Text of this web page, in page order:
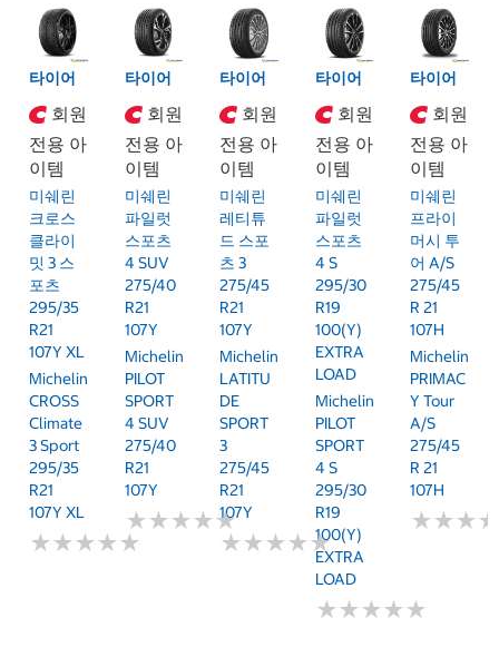
타이어
회원
전용 아
이템
미쉐린
크로스
클라이
밋 3 스
포츠
295/35
R21
107Y XL
Michelin
CROSS
Climate
3 Sport
295/35
R21
107Y XL
★★★★★
★★★★★
타이어
회원
전용 아
이템
미쉐린
파일럿
스포츠
4 SUV
275/40
R21
107Y
Michelin
PILOT
SPORT
4 SUV
275/40
R21
107Y
★★★★★
★★★★★
타이어
회원
전용 아
이템
미쉐린
레티튜
드 스포
츠 3
275/45
R21
107Y
Michelin
LATITU
DE
SPORT
3
275/45
R21
107Y
★★★★★
★★★★★
타이어
회원
전용 아
이템
미쉐린
파일럿
스포츠
4 S
295/30
R19
100(Y)
EXTRA
LOAD
Michelin
PILOT
SPORT
4 S
295/30
R19
100(Y)
EXTRA
LOAD
★★★★★
★★★★★
타이어
회원
전용 아
이템
미쉐린
프라이
머시 투
어 A/S
275/45
R 21
107H
Michelin
PRIMAC
Y Tour
A/S
275/45
R 21
107H
★★★
★★★